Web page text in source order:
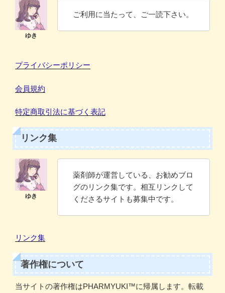
ご利用に当たって、ご一読下さい。
プライバシーポリシー
会員規約
特定商取引法に基づく表記
リンク集
薬剤師が運営している、お勧めブロ
グのリンク集です。相互リンクして
くださるサイトも募集中です。
リンク集
著作権について
当サイトの著作権はPHARMYUKI™に帰属します。転載